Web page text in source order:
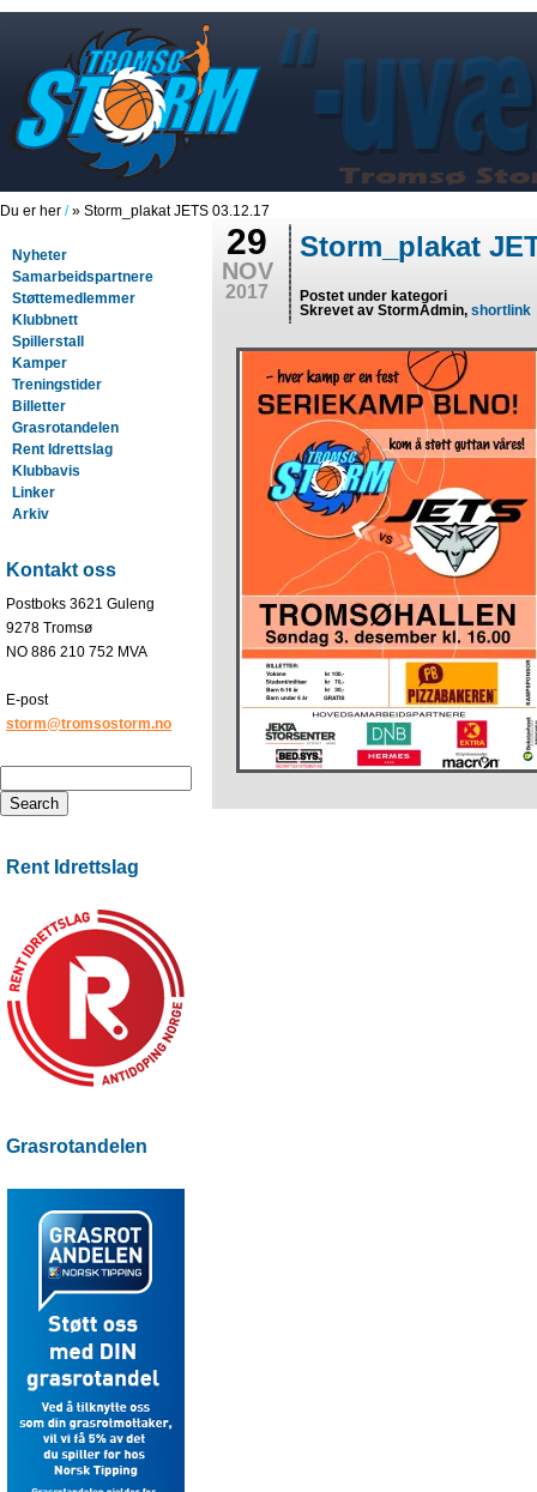
Du er her /» Storm_plakat JETS 03.12.17
Nyheter
Samarbeidspartnere
Støttemedlemmer
Klubbnett
Spillerstall
Kamper
Treningstider
Billetter
Grasrotandelen
Rent Idrettslag
Klubbavis
Linker
Arkiv
Kontakt oss
Postboks 3621 Guleng
9278 Tromsø
NO 886 210 752 MVA
E-post
storm@tromsostorm.no
Rent Idrettslag
Grasrotandelen
29
NOV
2017
Storm_plakat
Postet under kategori
Skrevet av StormAdmin,shortlink